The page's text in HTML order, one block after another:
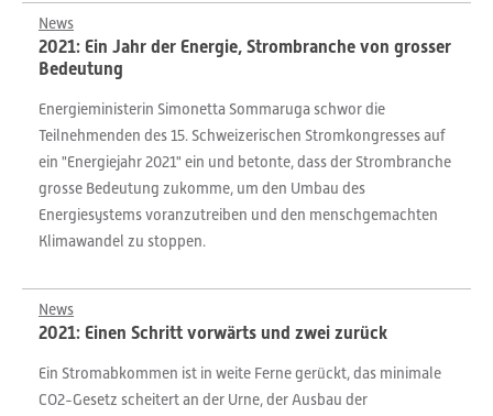
News
2021: Ein Jahr der Energie, Strombranche von grosser
Bedeutung
Energieministerin Simonetta Sommaruga schwor die
Teilnehmenden des 15. Schweizerischen Stromkongresses auf
ein "Energiejahr 2021" ein und betonte, dass der Strombranche
grosse Bedeutung zukomme, um den Umbau des
Energiesystems voranzutreiben und den menschgemachten
Klimawandel zu stoppen.
News
2021: Einen Schritt vorwärts und zwei zurück
Ein Stromabkommen ist in weite Ferne gerückt, das minimale
CO2-Gesetz scheitert an der Urne, der Ausbau der